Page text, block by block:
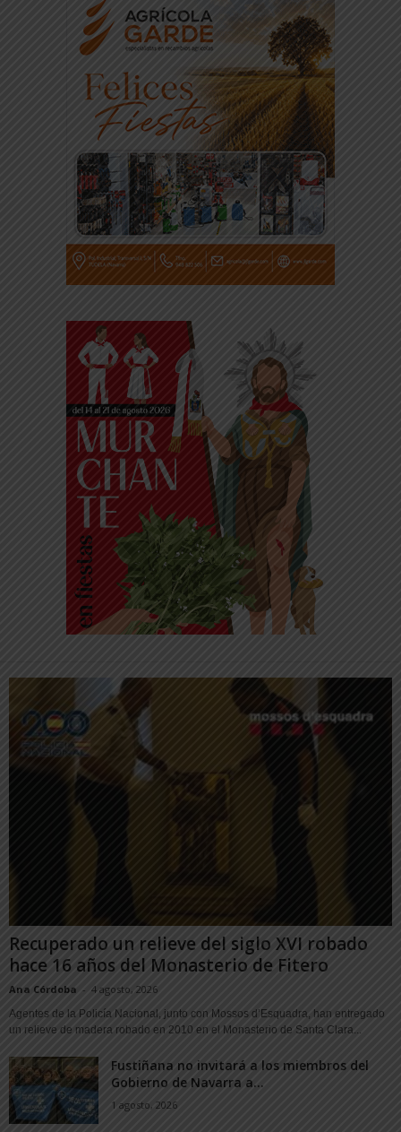
Recuperado un relieve del siglo XVI robado
hace 16 años del Monasterio de Fitero
Ana Córdoba - 4 agosto, 2026
Agentes de la Policía Nacional, junto con Mossos d’Esquadra, han entregado
un relieve de madera robado en 2010 en el Monasterio de Santa Clara...
Fustiñana no invitará a los miembros del
Gobierno de Navarra a...
1 agosto, 2026